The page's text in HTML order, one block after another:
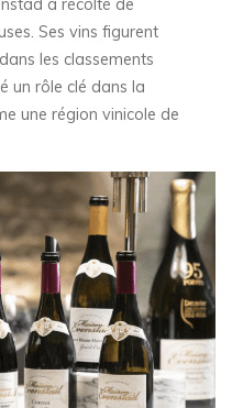
a récolté de
Ses vins figurent
les classements
un rôle clé dans la
une région vinicole de